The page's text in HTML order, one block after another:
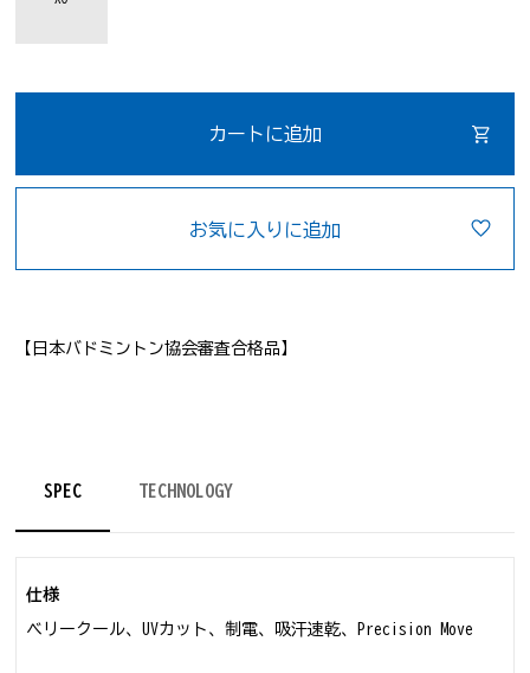
カートに追加
お気に入りに追加
【日本バドミントン協会審査合格品】
SPEC TECHNOLOGY
仕様
ベリークール、UVカット、制電、吸汗速乾、Precision Move